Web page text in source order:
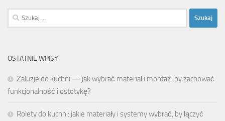
Szukaj:
OSTATNIE WPISY
Żaluzje do kuchni — jak wybrać materiał i montaż, by zachować
funkcjonalność i estetykę?
Rolety do kuchni: jakie materiały i systemy wybrać, by łączyć